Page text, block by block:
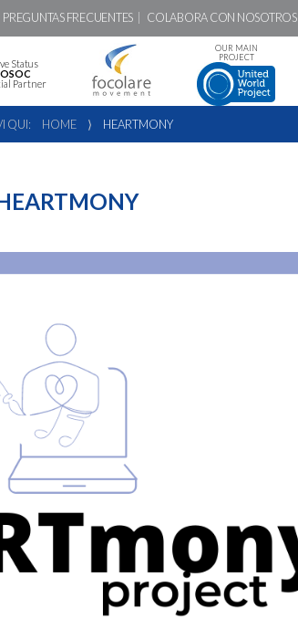
PREGUNTAS FRECUENTES COLABORA CON NOSOTROS
Status
Partner
OUR MAIN
PROJECT
QUI: HOME ⟩ HEARTMONY